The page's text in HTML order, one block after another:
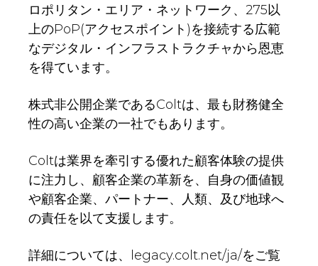
ロポリタン・エリア・ネットワーク、275以
上のPoP(アクセスポイント)を接続する広範
なデジタル・インフラストラクチャから恩恵
を得ています。
株式非公開企業であるColtは、最も財務健全
性の高い企業の一社でもあります。
Coltは業界を牽引する優れた顧客体験の提供
に注力し、顧客企業の革新を、自身の価値観
や顧客企業、パートナー、人類、及び地球へ
の責任を以て支援します。
詳細については、legacy.colt.net/ja/をご覧